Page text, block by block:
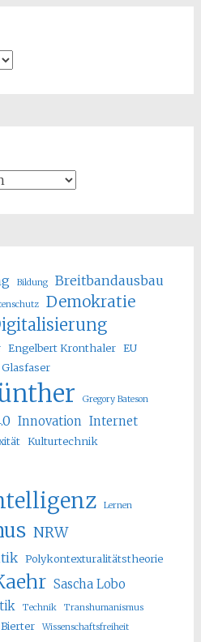
Bildung
Breitbandausbau
Demokratie
Engelbert Kronthaler EU
Glasfaser
Gregory Bateson
Innovation Internet
Kulturtechnik
Lernen
NRW
Polykontexturalitätstheorie
Sascha Lobo
Technik
Transhumanismus
Wissenschaftsfreiheit